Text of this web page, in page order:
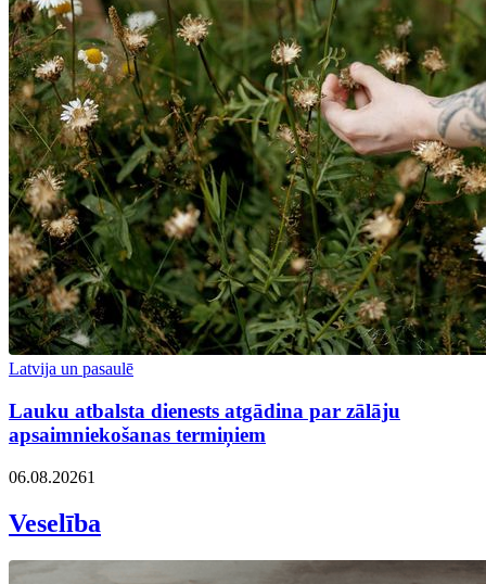
Latvija un pasaulē
Lauku atbalsta dienests atgādina par zālāju
apsaimniekošanas termiņiem
06.08.20261
Veselība